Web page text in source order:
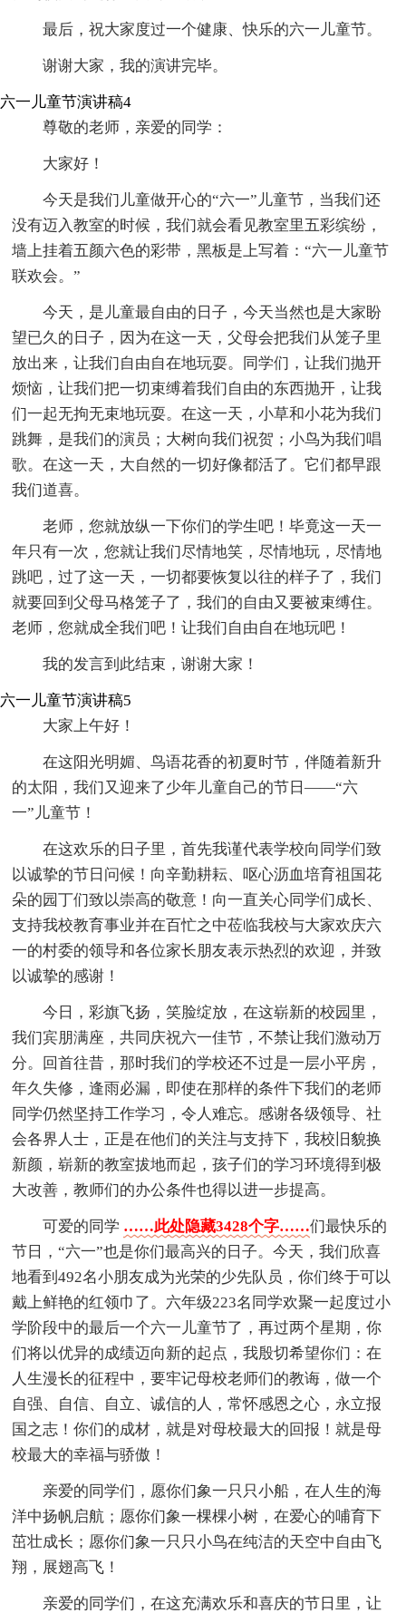
最后，祝大家度过一个健康、快乐的六一儿童节。
谢谢大家，我的演讲完毕。
六一儿童节演讲稿4
尊敬的老师，亲爱的同学：
大家好！
今天是我们儿童做开心的“六一”儿童节，当我们还
没有迈入教室的时候，我们就会看见教室里五彩缤纷，
墙上挂着五颜六色的彩带，黑板是上写着：“六一儿童节
联欢会。”
今天，是儿童最自由的日子，今天当然也是大家盼
望已久的日子，因为在这一天，父母会把我们从笼子里
放出来，让我们自由自在地玩耍。同学们，让我们抛开
烦恼，让我们把一切束缚着我们自由的东西抛开，让我
们一起无拘无束地玩耍。在这一天，小草和小花为我们
跳舞，是我们的演员；大树向我们祝贺；小鸟为我们唱
歌。在这一天，大自然的一切好像都活了。它们都早跟
我们道喜。
老师，您就放纵一下你们的学生吧！毕竟这一天一
年只有一次，您就让我们尽情地笑，尽情地玩，尽情地
跳吧，过了这一天，一切都要恢复以往的样子了，我们
就要回到父母马格笼子了，我们的自由又要被束缚住。
老师，您就成全我们吧！让我们自由自在地玩吧！
我的发言到此结束，谢谢大家！
六一儿童节演讲稿5
大家上午好！
在这阳光明媚、鸟语花香的初夏时节，伴随着新升
的太阳，我们又迎来了少年儿童自己的节日——“六
一”儿童节！
在这欢乐的日子里，首先我谨代表学校向同学们致
以诚挚的节日问候！向辛勤耕耘、呕心沥血培育祖国花
朵的园丁们致以崇高的敬意！向一直关心同学们成长、
支持我校教育事业并在百忙之中莅临我校与大家欢庆六
一的村委的领导和各位家长朋友表示热烈的欢迎，并致
以诚挚的感谢！
今日，彩旗飞扬，笑脸绽放，在这崭新的校园里，
我们宾朋满座，共同庆祝六一佳节，不禁让我们激动万
分。回首往昔，那时我们的学校还不过是一层小平房，
年久失修，逢雨必漏，即使在那样的条件下我们的老师
同学仍然坚持工作学习，令人难忘。感谢各级领导、社
会各界人士，正是在他们的关注与支持下，我校旧貌换
新颜，崭新的教室拔地而起，孩子们的学习环境得到极
大改善，教师们的办公条件也得以进一步提高。
可爱的同学 ……此处隐藏3428个字……们最快乐的
节日，“六一”也是你们最高兴的日子。今天，我们欣喜
地看到492名小朋友成为光荣的少先队员，你们终于可以
戴上鲜艳的红领巾了。六年级223名同学欢聚一起度过小
学阶段中的最后一个六一儿童节了，再过两个星期，你
们将以优异的成绩迈向新的起点，我殷切希望你们：在
人生漫长的征程中，要牢记母校老师们的教诲，做一个
自强、自信、自立、诚信的人，常怀感恩之心，永立报
国之志！你们的成材，就是对母校最大的回报！就是母
校最大的幸福与骄傲！
亲爱的同学们，愿你们象一只只小船，在人生的海
洋中扬帆启航；愿你们象一棵棵小树，在爱心的哺育下
茁壮成长；愿你们象一只只小鸟在纯洁的天空中自由飞
翔，展翅高飞！
亲爱的同学们，在这充满欢乐和喜庆的节日里，让